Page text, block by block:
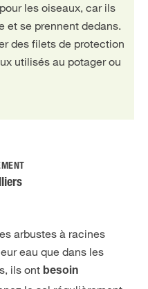
les oiseaux, car ils
et se prennent dedans.
des filets de protection
utilisés au potager ou
arbustes à racines
eau que dans les
ils ont besoin